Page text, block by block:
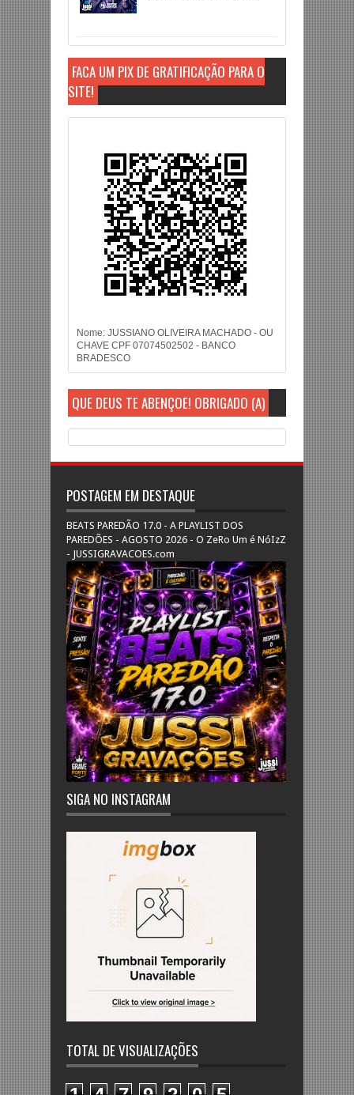
FAÇA UM PIX DE GRATIFICAÇÃO PARA O
SITE!
Nome: JUSSIANO OLIVEIRA MACHADO - OU
CHAVE CPF 07074502502 - BANCO
BRADESCO
QUE DEUS TE ABENÇOE! OBRIGADO (A)
POSTAGEM EM DESTAQUE
BEATS PAREDÃO 17.0 - A PLAYLIST DOS
PAREDÕES - AGOSTO 2026 - O ZeRo Um é NóIzZ
- JUSSIGRAVACOES.com
SIGA NO INSTAGRAM
TOTAL DE VISUALIZAÇÕES